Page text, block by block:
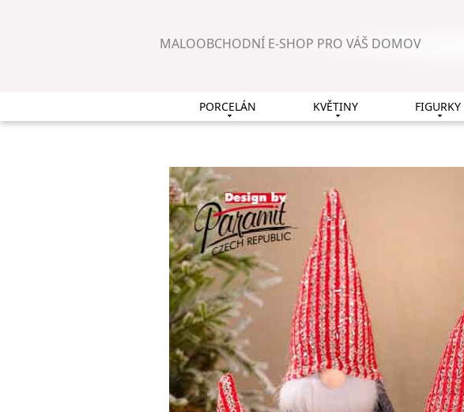
MALOOBCHODNÍ E-SHOP PRO VÁŠ DOMOV
PORCELÁN KVĚTINY FIGURKY